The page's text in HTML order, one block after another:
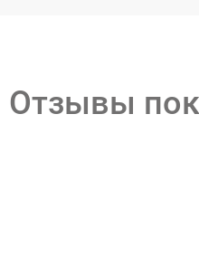
Отзывы